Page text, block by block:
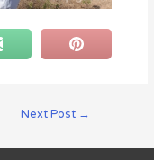
Next Post →